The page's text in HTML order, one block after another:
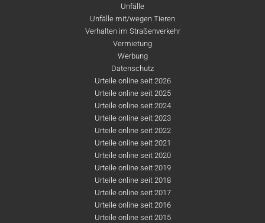
Unfälle
Unfälle mit/wegen Tieren
Verhalten im Straßenverkehr
Vermietung
Werbung
Datenschutz
Urteile online seit 2026
Urteile online seit 2025
Urteile online seit 2024
Urteile online seit 2023
Urteile online seit 2022
Urteile online seit 2021
Urteile online seit 2020
Urteile online seit 2019
Urteile online seit 2018
Urteile online seit 2017
Urteile online seit 2016
Urteile online seit 2015